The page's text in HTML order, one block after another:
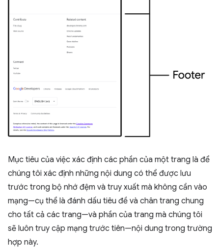
Mục tiêu của việc xác định các phần của một trang là để
chúng tôi xác định những nội dung có thể được lưu
trước trong bộ nhớ đệm và truy xuất mà không cần vào
mạng—cụ thể là đánh dấu tiêu đề và chân trang chung
cho tất cả các trang—và phần của trang mà chúng tôi
sẽ luôn truy cập mạng trước tiên—nội dung trong trường
hợp này.